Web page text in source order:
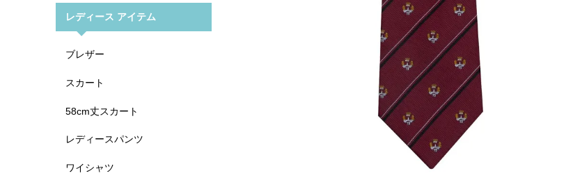
レディース アイテム
ブレザー
スカート
58cm丈スカート
レディースパンツ
ワイシャツ